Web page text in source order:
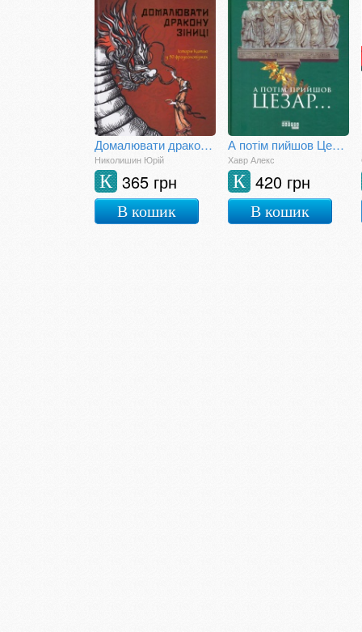
Домалювати дракону зіниці
Николишин Юрій
365 грн
К
В кошик
А потім пийшов Цезар...
Хавр Алекс
420 грн
К
В кошик